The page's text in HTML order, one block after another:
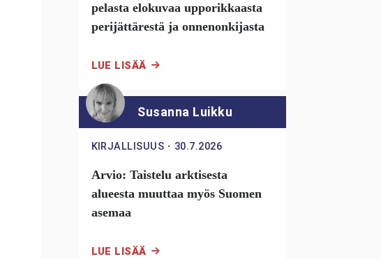
pelasta elokuvaa upporikkaasta
perijättärestä ja onnenonkijasta
LUE LISÄÄ
Susanna Luikku
KIRJALLISUUS ・ 30.7.2026
Arvio: Taistelu arktisesta
alueesta muuttaa myös Suomen
asemaa
LUE LISÄÄ